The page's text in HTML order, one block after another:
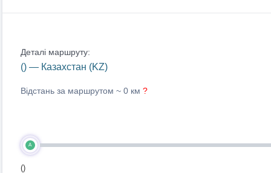
Деталі маршруту:
() — Казахстан (KZ)
Відстань за маршрутом ~ 0 км ?
A
()